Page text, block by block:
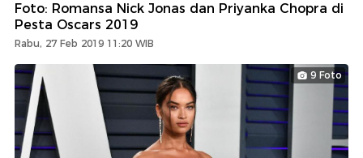
Foto: Romansa Nick Jonas dan Priyanka Chopra di
Pesta Oscars 2019
Rabu, 27 Feb 2019 11:20 WIB
9 Foto